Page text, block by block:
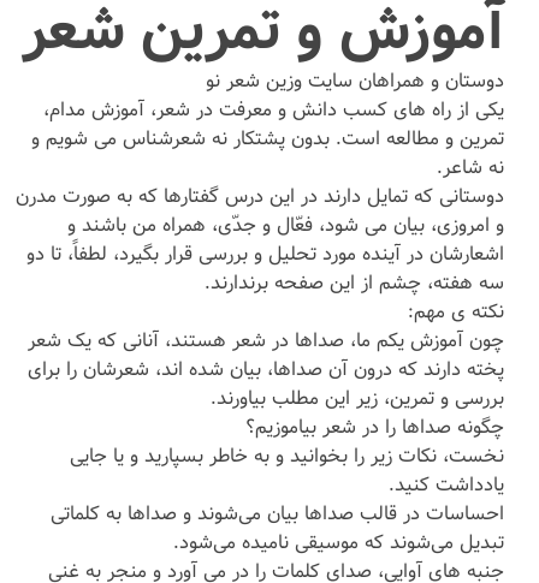
آموزش و تمرین شعر
دوستان و همراهان سایت وزین شعر نو
یکی از راه های کسب دانش و معرفت در شعر، آموزش مدام،
تمرین و مطالعه است. بدون پشتکار نه شعرشناس می شویم و
نه شاعر.
دوستانی که تمایل دارند در این درس گفتارها که به صورت مدرن
و امروزی، بیان می شود، فعّال و جدّی، همراه من باشند و
اشعارشان در آینده مورد تحلیل و بررسی قرار بگیرد، لطفاً، تا دو
سه هفته، چشم از این صفحه برندارند.
نکته ی مهم:
چون آموزش یکم ما، صداها در شعر هستند، آنانی که یک شعر
پخته دارند که درون آن صداها، بیان شده اند، شعرشان را برای
بررسی و تمرین، زیر این مطلب بیاورند.
چگونه صداها را در شعر بیاموزیم؟
نخست، نکات زیر را بخوانید و به خاطر بسپارید و یا جایی
یادداشت کنید.
احساسات در قالب صداها بیان می‌شوند و صداها به کلماتی
تبدیل می‌شوند که موسیقی نامیده می‌شود.
جنبه های آوایی، صدای کلمات را در می آورد و منجر به غنی